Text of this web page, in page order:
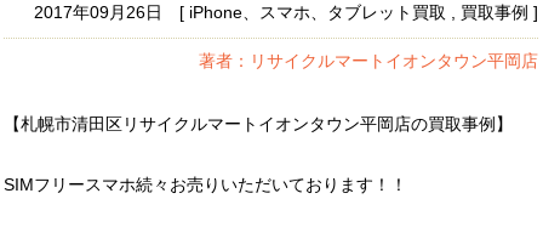
2017年09月26日 [ iPhone、スマホ、タブレット買取 , 買取事例 ]
著者：リサイクルマートイオンタウン平岡店
【札幌市清田区リサイクルマートイオンタウン平岡店の買取事例】
SIMフリースマホ続々お売りいただいております！！